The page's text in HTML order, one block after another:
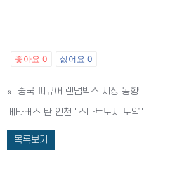
좋아요 0 싫어요 0
«
중국 피규어 랜덤박스 시장 동향
메타버스 탄 인천 "스마트도시 도약"
목록보기